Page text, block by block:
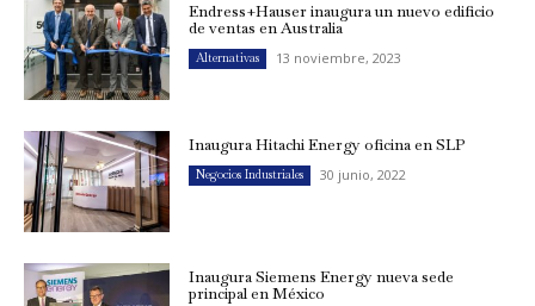
Endress+Hauser inaugura un nuevo edificio
de ventas en Australia
Alternativas 13 noviembre, 2023
Inaugura Hitachi Energy oficina en SLP
Negocios Industriales 30 junio, 2022
Inaugura Siemens Energy nueva sede
principal en México